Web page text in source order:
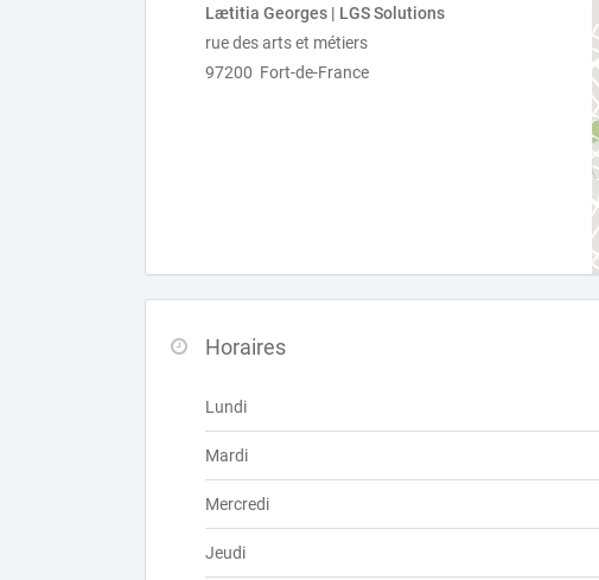
Lætitia Georges | LGS Solutions
rue des arts et métiers
97200 Fort-de-France
Horaires
Lundi
Mardi
Mercredi
Jeudi